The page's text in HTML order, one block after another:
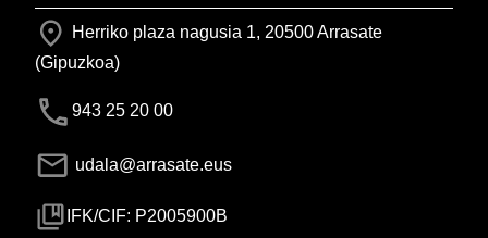
Herriko plaza nagusia 1, 20500 Arrasate
(Gipuzkoa)
943 25 20 00
udala@arrasate.eus
IFK/CIF: P2005900B